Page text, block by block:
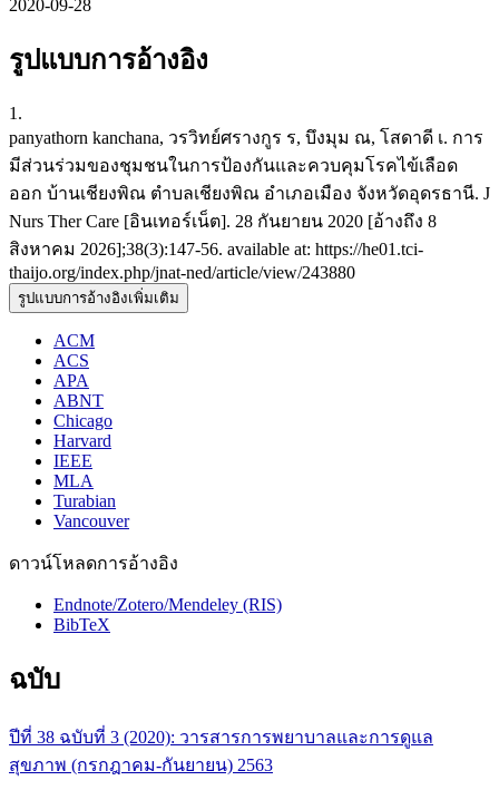
2020-09-28
รูปแบบการอ้างอิง
1.
panyathorn kanchana, วรวิทย์ศรางกูร ร, บึงมุม ณ, โสดาดี เ. การ
มีส่วนร่วมของชุมชนในการป้องกันและควบคุมโรคไข้เลือด
ออก บ้านเชียงพิณ ตำบลเชียงพิณ อำเภอเมือง จังหวัดอุดรธานี. J
Nurs Ther Care [อินเทอร์เน็ต]. 28 กันยายน 2020 [อ้างถึง 8
สิงหาคม 2026];38(3):147-56. available at: https://he01.tci-
thaijo.org/index.php/jnat-ned/article/view/243880
รูปแบบการอ้างอิงเพิ่มเติม
ACM
ACS
APA
ABNT
Chicago
Harvard
IEEE
MLA
Turabian
Vancouver
ดาวน์โหลดการอ้างอิง
Endnote/Zotero/Mendeley (RIS)
BibTeX
ฉบับ
ปีที่ 38 ฉบับที่ 3 (2020): วารสารการพยาบาลและการดูแล
สุขภาพ (กรกฎาคม-กันยายน) 2563